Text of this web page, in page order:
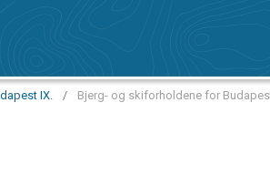
IX. / Bjerg- og skiforholdene for